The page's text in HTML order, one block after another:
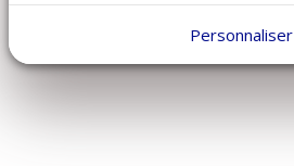
Personnaliser